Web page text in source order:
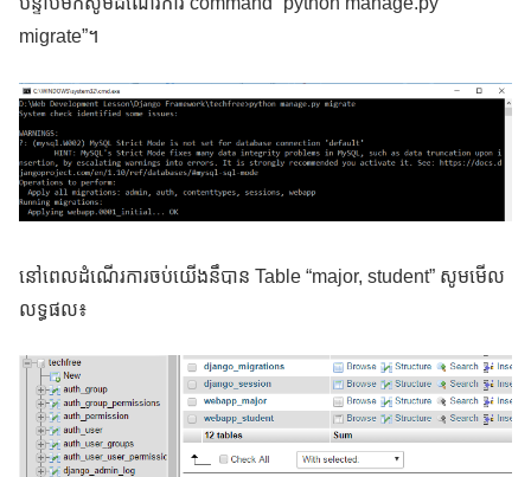
migrate”។
នៅពេលដំណើរការចប់យើងនឹបាន Table “major, student” សូមមើល
លទ្ធផល៖